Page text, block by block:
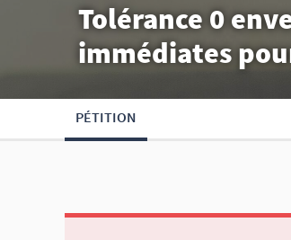
Tolérance 0
immédiates
PÉTITION